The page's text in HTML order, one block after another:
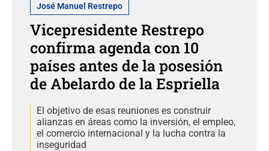
José Manuel Restrepo
Vicepresidente Restrepo
confirma agenda con 10
países antes de la posesión
de Abelardo de la Espriella
El objetivo de esas reuniones es construir
alianzas en áreas como la inversión, el empleo,
el comercio internacional y la lucha contra la
inseguridad